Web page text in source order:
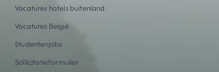
Vacatures hotels buitenland
Vacatures België
Studentenjobs
Sollicitatieformulier